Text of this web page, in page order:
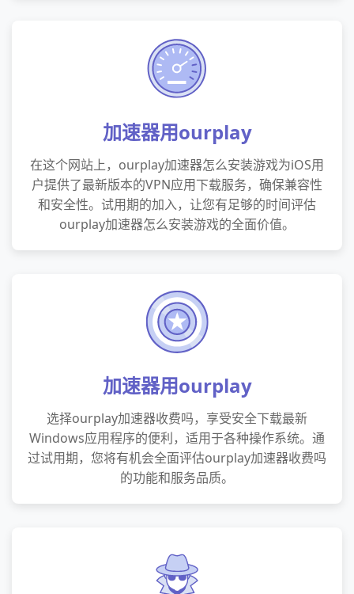
加速器用ourplay
在这个网站上，ourplay加速器怎么安装游戏为iOS用
户提供了最新版本的VPN应用下载服务，确保兼容性
和安全性。试用期的加入，让您有足够的时间评估
ourplay加速器怎么安装游戏的全面价值。
加速器用ourplay
选择ourplay加速器收费吗，享受安全下载最新
Windows应用程序的便利，适用于各种操作系统。通
过试用期，您将有机会全面评估ourplay加速器收费吗
的功能和服务品质。